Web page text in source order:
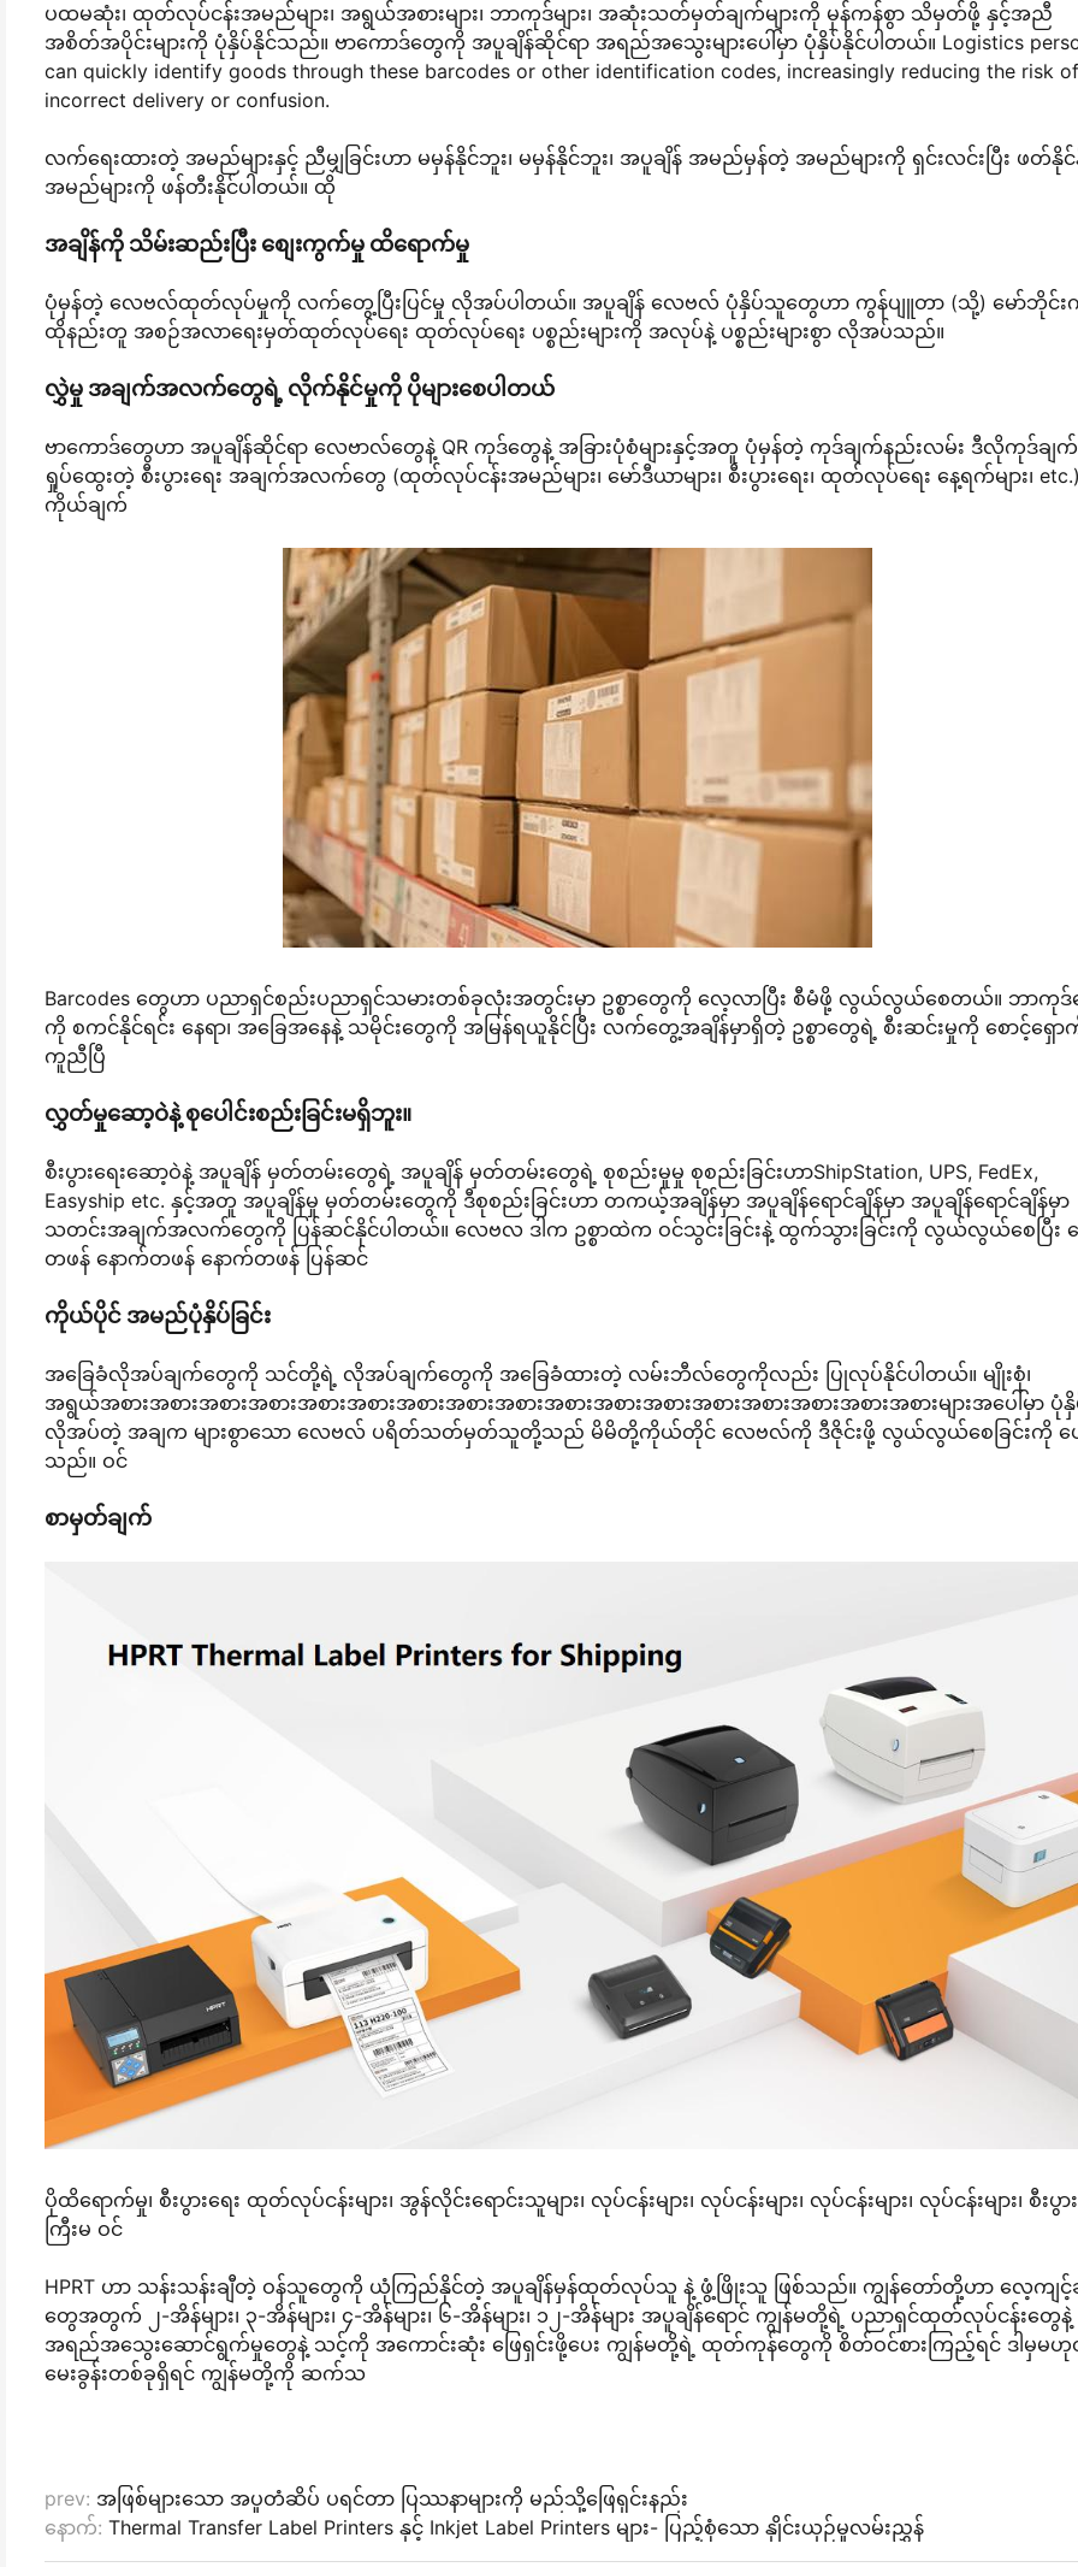
ပထမဆုံး၊ ထုတ်လုပ်ငန်းအမည်များ၊ အရွယ်အစားများ၊ ဘာကုဒ်များ၊ အဆုံးသတ်မှတ်ချက်များကို မှန်ကန်စွာ သိမှတ်ဖို့ နှင့်အညီ
အစိတ်အပိုင်းများကို ပုံနှိပ်နိုင်သည်။ ဗာကောဒ်တွေကို အပူချိန်ဆိုင်ရာ အရည်အသွေးများပေါ်မှာ ပုံနှိပ်နိုင်ပါတယ်။ Logistics
can quickly identify goods through these barcodes or other identification codes, increasingly reducing the risk of
incorrect delivery or confusion.
လက်ရေးထားတဲ့ အမည်များနှင့် ညီမျှခြင်းဟာ မမှန်နိုင်ဘူး၊ မမှန်နိုင်ဘူး၊ အပူချိန် အမည်မှန်တဲ့ အမည်များကို ရှင်းလင်းပြီး ဖတ်နို
အမည်များကို ဖန်တီးနိုင်ပါတယ်။ ထို
အချိန်ကို သိမ်းဆည်းပြီး စျေးကွက်မှု ထိရောက်မှု
ပုံမှန်တဲ့ လေဗလ်ထုတ်လုပ်မှုကို လက်တွေ့ပြီးပြင်မှု လိုအပ်ပါတယ်။ အပူချိန် လေဗလ် ပုံနှိပ်သူတွေဟာ ကွန်ပျူတာ (သို့) မော်ဘိုင်း
ထိုနည်းတူ အစဉ်အလာရေးမှတ်ထုတ်လုပ်ရေး ထုတ်လုပ်ရေး ပစ္စည်းများကို အလုပ်နဲ့ ပစ္စည်းများစွာ လိုအပ်သည်။
လွှဲမှု အချက်အလက်တွေရဲ့ လိုက်နိုင်မှုကို ပိုများစေပါတယ်
ဗာကောဒ်တွေဟာ အပူချိန်ဆိုင်ရာ လေဗာလ်တွေနဲ့ QR ကုဒ်တွေနဲ့ အခြားပုံစံများနှင့်အတူ ပုံမှန်တဲ့ ကုဒ်ချက်နည်းလမ်း ဒီလိုကုဒ်ချ
ရှုပ်ထွေးတဲ့ စီးပွားရေး အချက်အလက်တွေ (ထုတ်လုပ်ငန်းအမည်များ၊ မော်ဒီယာများ၊ စီးပွားရေး၊ ထုတ်လုပ်ရေး နေ့ရက်များ၊ etc.)
ကိုယ်ချက်
Barcodes တွေဟာ ပညာရှင်စည်းပညာရှင်သမားတစ်ခုလုံးအတွင်းမှာ ဥစ္စာတွေကို လေ့လာပြီး စီမံဖို့ လွယ်လွယ်စေတယ်။ ဘာကု
ကို စကင်နိုင်ရင်း နေရာ၊ အခြေအနေနဲ့ သမိုင်းတွေကို အမြန်ရယူနိုင်ပြီး လက်တွေ့အချိန်မှာရှိတဲ့ ဥစ္စာတွေရဲ့ စီးဆင်းမှုကို စောင့်ရှော
ကူညီပြီ
လွှတ်မှုဆော့ဝဲနဲ့ စုပေါင်းစည်းခြင်းမရှိဘူး။
စီးပွားရေးဆော့ဝဲနဲ့ အပူချိန် မှတ်တမ်းတွေရဲ့ အပူချိန် မှတ်တမ်းတွေရဲ့ စုစည်းမှုမှု စုစည်းခြင်းဟာShipStation, UPS, FedEx,
Easyship etc. နှင့်အတူ အပူချိန်မှု မှတ်တမ်းတွေကို ဒီစုစည်းခြင်းဟာ တကယ့်အချိန်မှာ အပူချိန်ရောင်ချိန်မှာ အပူချိန်ရောင်ချိန်မှာ
သတင်းအချက်အလက်တွေကို ပြန်ဆင်နိုင်ပါတယ်။ လေဗလ ဒါက ဥစ္စာထဲက ဝင်သွင်းခြင်းနဲ့ ထွက်သွားခြင်းကို လွယ်လွယ်စေပြီး
တဖန် နောက်တဖန် နောက်တဖန် ပြန်ဆင်
ကိုယ်ပိုင် အမည်ပုံနှိပ်ခြင်း
အခြေခံလိုအပ်ချက်တွေကို သင်တို့ရဲ့ လိုအပ်ချက်တွေကို အခြေခံထားတဲ့ လမ်းဘီလ်တွေကိုလည်း ပြုလုပ်နိုင်ပါတယ်။ မျိုးစုံ၊
အရွယ်အစားအစားအစားအစားအစားအစားအစားအစားအစားအစားအစားအစားအစားအစားအစားအစားအစားများအပေါ်မှာ ပုံ
လိုအပ်တဲ့ အချက များစွာသော လေဗလ် ပရိတ်သတ်မှတ်သူတို့သည် မိမိတို့ကိုယ်တိုင် လေဗလ်ကို ဒီဇိုင်းဖို့ လွယ်လွယ်စေခြင်းကို ပေ
သည်။ ဝင်
စာမှတ်ချက်
ပိုထိရောက်မှု၊ စီးပွားရေး ထုတ်လုပ်ငန်းများ၊ အွန်လိုင်းရောင်းသူများ၊ လုပ်ငန်းများ၊ လုပ်ငန်းများ၊ လုပ်ငန်းများ၊ လုပ်ငန်းများ၊ စီးပွာ
ကြီးမ ဝင်
HPRT ဟာ သန်းသန်းချီတဲ့ ဝန်သူတွေကို ယုံကြည်နိုင်တဲ့ အပူချိန်မှန်ထုတ်လုပ်သူ နဲ့ ဖွံ့ဖြိုးသူ ဖြစ်သည်။ ကျွန်တော်တို့ဟာ လေ့ကျင့်
တွေအတွက် ၂-အိန်များ၊ ၃-အိန်များ၊ ၄-အိန်များ၊ ၆-အိန်များ၊ ၁၂-အိန်များ အပူချိန်ရောင် ကျွန်မတို့ရဲ့ ပညာရှင်ထုတ်လုပ်ငန်းတွေနဲ့
အရည်အသွေးဆောင်ရွက်မှုတွေနဲ့ သင့်ကို အကောင်းဆုံး ဖြေရှင်းဖို့ပေး ကျွန်မတို့ရဲ့ ထုတ်ကုန်တွေကို စိတ်ဝင်စားကြည့်ရင် ဒါမှမ
မေးခွန်းတစ်ခုရှိရင် ကျွန်မတို့ကို ဆက်သ
prev: အဖြစ်များသော အပူတံဆိပ် ပရင်တာ ပြဿနာများကို မည်သို့ဖြေရှင်းနည်း
နောက်: Thermal Transfer Label Printers နှင့် Inkjet Label Printers များ- ပြည့်စုံသော နှိုင်းယှဉ်မှုလမ်းညွှန်